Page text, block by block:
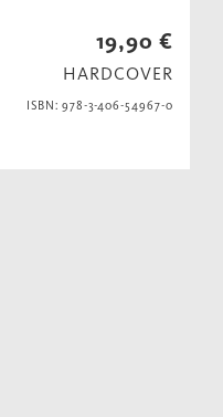
19,90 €
HARDCOVER
ISBN: 978-3-406-54967-0